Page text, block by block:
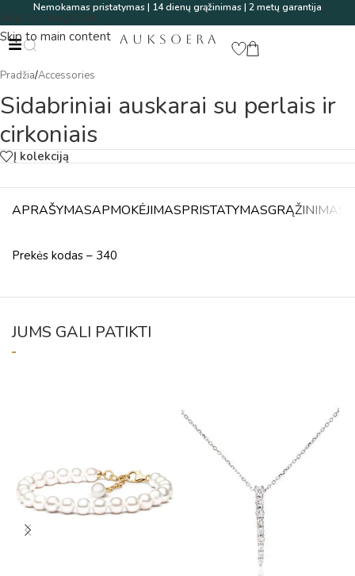
Skip to navigation
Skip to main content
Nemokamas pristatymas | 14 dienų grąžinimas | 2 metų garantija
AUKSOERA
Pradžia/Accessories
Sidabriniai auskarai su perlais ir
cirkoniais
Į kolekciją
APRAŠYMASAPMOKĖJIMASPRISTATYMASGRĄŽINIMAS
Prekės kodas – 340
JUMS GALI PATIKTI